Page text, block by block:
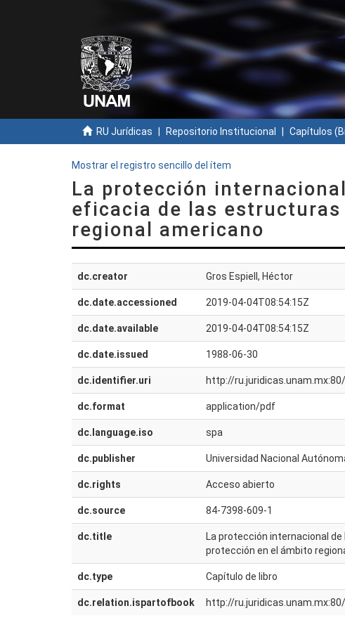
RU Jurídicas Repositorio Institucional Capítulos
Mostrar el registro sencillo del ítem
La protección
eficacia de las
regional americano
dc.creator Gros Espiell, Héctor
dc.date.accessioned 2019-04-04T08:54:15Z
dc.date.available 2019-04-04T08:54:15Z
dc.date.issued 1988-06-30
dc.identifier.uri http://
dc.format application/pdf
dc.language.iso spa
dc.publisher Universidad Nacional
dc.rights Acceso abierto
dc.source 84-7398-609-1
dc.title
La protección internacional
protección en el ámbito
dc.type Capítulo de libro
dc.relation.ispartofbook http://